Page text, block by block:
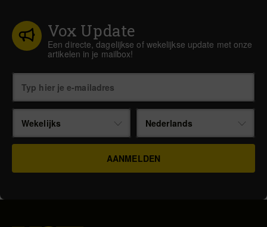
Vox Update
Een directe, dagelijkse of wekelijkse update met onze
artikelen in je mailbox!
Wekelijks Nederlands